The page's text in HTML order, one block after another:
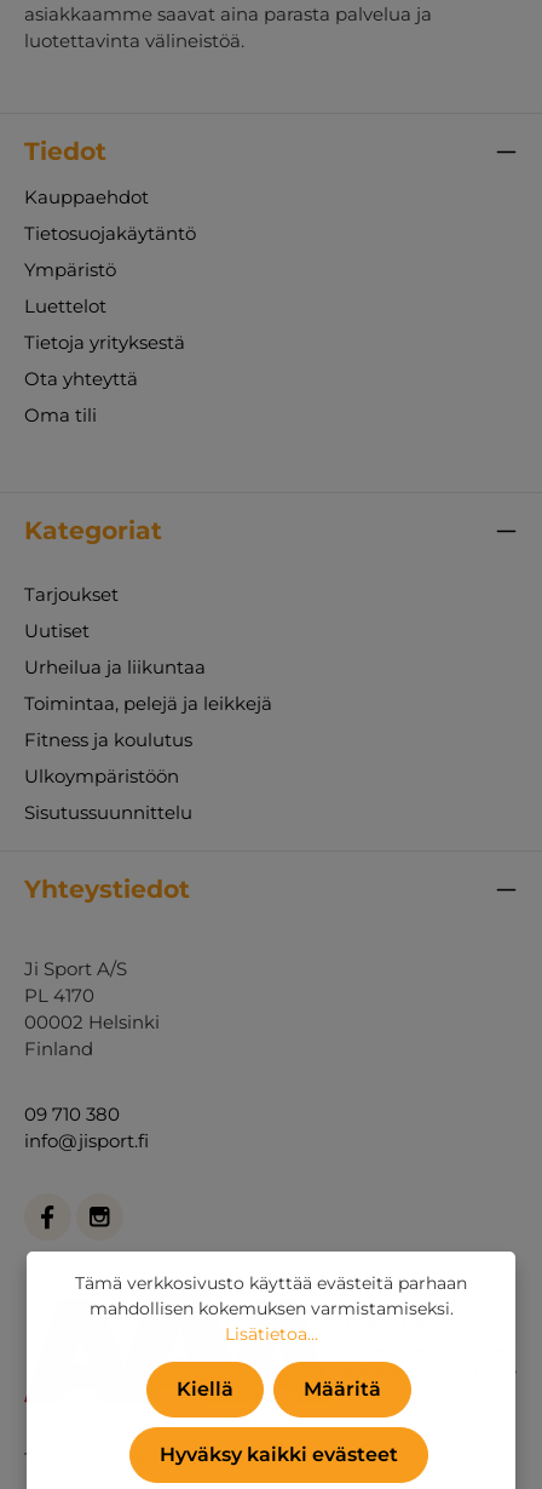
asiakkaamme saavat aina parasta palvelua ja
luotettavinta välineistöä.
Tiedot
Kauppaehdot
Tietosuojakäytäntö
Ympäristö
Luettelot
Tietoja yrityksestä
Ota yhteyttä
Oma tili
Kategoriat
Tarjoukset
Uutiset
Urheilua ja liikuntaa
Toimintaa, pelejä ja leikkejä
Fitness ja koulutus
Ulkoympäristöön
Sisutussuunnittelu
Yhteystiedot
Ji Sport A/S
PL 4170
00002 Helsinki
Finland
09 710 380
info@jisport.fi
Tai yhteydenottolomakkeella.
Tämä verkkosivusto käyttää evästeitä parhaan
mahdollisen kokemuksen varmistamiseksi.
Lisätietoa...
Kiellä Määritä
Hyväksy kaikki evästeet